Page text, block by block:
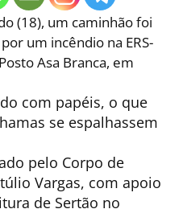
(18), um caminhão foi
um incêndio na ERS-
Asa Branca, em
com papéis, o que
se espalhassem
pelo Corpo de
Vargas, com apoio
de Sertão no